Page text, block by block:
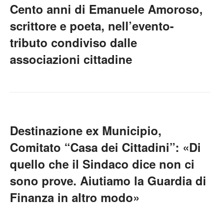
Cento anni di Emanuele Amoroso,
scrittore e poeta, nell’evento-
tributo condiviso dalle
associazioni cittadine
Destinazione ex Municipio,
Comitato “Casa dei Cittadini”: «Di
quello che il Sindaco dice non ci
sono prove. Aiutiamo la Guardia di
Finanza in altro modo»